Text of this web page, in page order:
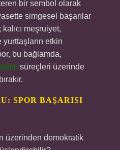
bir sembol olarak
simgesel başarılar
meşruiyet,
yurttaşların etkin
bu bağlamda,
süreçleri üzerinde
SPOR BAŞARISI
üzerinden demokratik